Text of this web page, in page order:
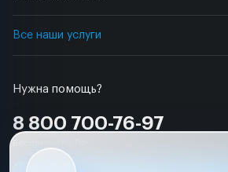
Нужна помощь?
8 800 700-76-97
Все наши услуги